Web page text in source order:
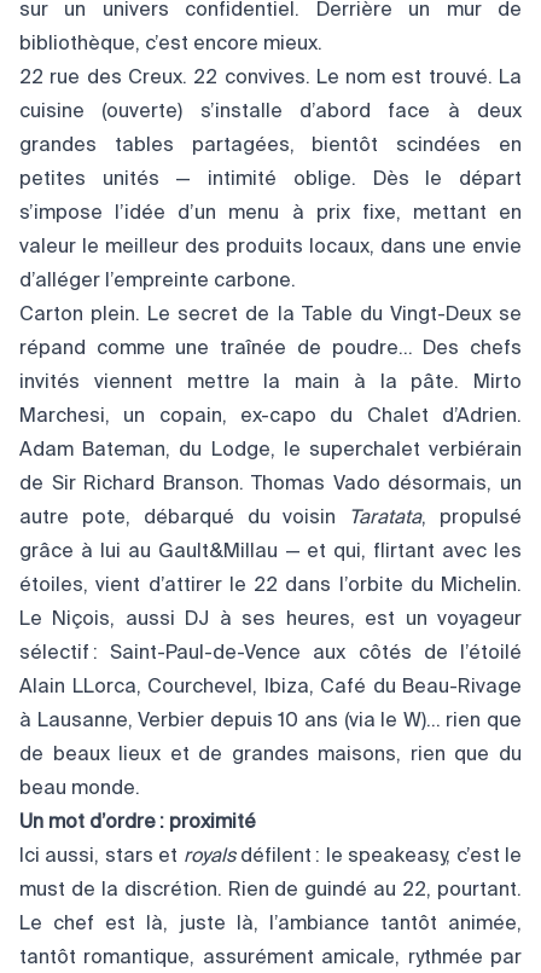
sur un univers confidentiel. Derrière un mur de
bibliothèque, c’est encore mieux.
22 rue des Creux. 22 convives. Le nom est trouvé. La
cuisine (ouverte) s’installe d’abord face à deux
grandes tables partagées, bientôt scindées en
petites unités — intimité oblige. Dès le départ
s’impose l’idée d’un menu à prix fixe, mettant en
valeur le meilleur des produits locaux, dans une envie
d’alléger l’empreinte carbone.
Carton plein. Le secret de la Table du Vingt-Deux se
répand comme une traînée de poudre… Des chefs
invités viennent mettre la main à la pâte. Mirto
Marchesi, un copain, ex-capo du Chalet d’Adrien.
Adam Bateman, du Lodge, le superchalet verbiérain
de Sir Richard Branson. Thomas Vado désormais, un
autre pote, débarqué du voisin
Taratata, propulsé
grâce à lui au Gault&Millau — et qui, flirtant avec les
étoiles, vient d’attirer le 22 dans l’orbite du Michelin.
Le Niçois, aussi DJ à ses heures, est un voyageur
sélectif : Saint-Paul-de-Vence aux côtés de l’étoilé
Alain LLorca, Courchevel, Ibiza, Café du Beau-Rivage
à Lausanne, Verbier depuis 10 ans (via le W)… rien que
de beaux lieux et de grandes maisons, rien que du
beau monde.
Un mot d’ordre : proximité
Ici aussi, stars et royalsdéfilent : le speakeasy, c’est le
must de la discrétion. Rien de guindé au 22, pourtant.
Le chef est là, juste là, l’ambiance tantôt animée,
tantôt romantique, assurément amicale, rythmée par